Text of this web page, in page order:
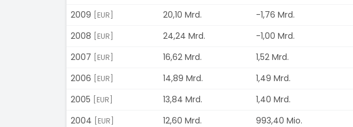
2009
[EUR] 20,10 Mrd. -1,76 Mrd.
2008
[EUR] 24,24 Mrd. -1,00 Mrd.
2007
[EUR] 16,62 Mrd. 1,52 Mrd.
2006
[EUR] 14,89 Mrd. 1,49 Mrd.
2005
[EUR] 13,84 Mrd. 1,40 Mrd.
2004
[EUR] 12,60 Mrd. 993,40 Mio.